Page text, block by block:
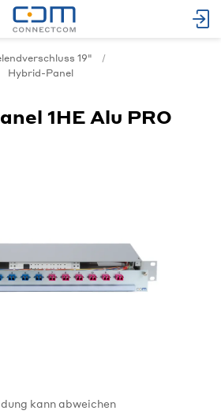
19"
Hybrid-Panel
1HE Alu PRO
kann abweichen